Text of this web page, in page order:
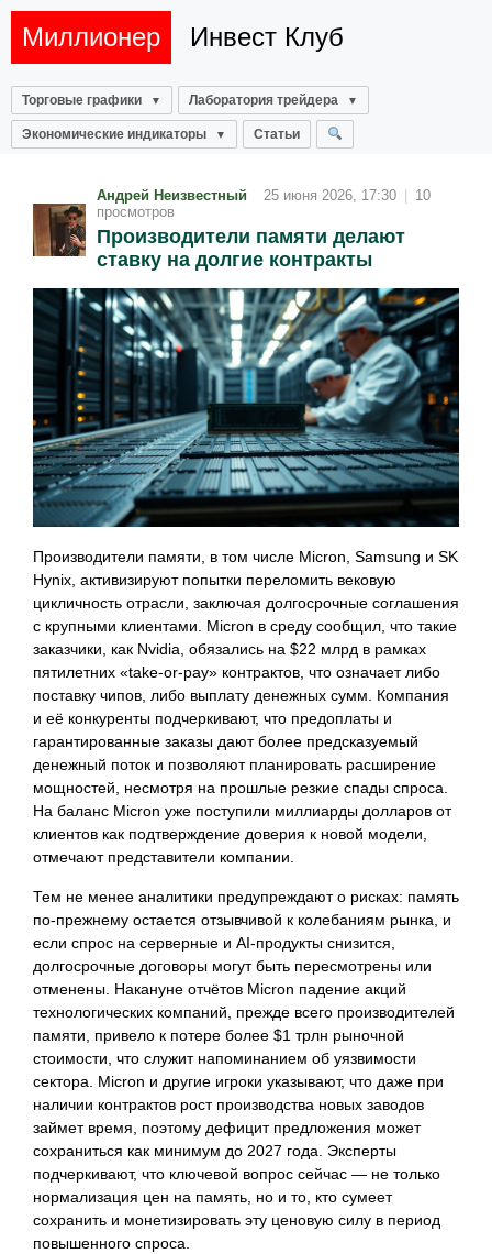
Миллионер Инвест Клуб
Торговые графики Лаборатория трейдера
Экономические индикаторы Статьи
Андрей Неизвестный 25 июня 2026, 17:30
10
просмотров
Производители памяти делают
ставку на долгие контракты
Производители памяти, в том числе Micron, Samsung и SK
Hynix, активизируют попытки переломить вековую
цикличность отрасли, заключая долгосрочные соглашения
с крупными клиентами. Micron в среду сообщил, что такие
заказчики, как Nvidia, обязались на $22 млрд в рамках
пятилетних «take-or-pay» контрактов, что означает либо
поставку чипов, либо выплату денежных сумм. Компания
и её конкуренты подчеркивают, что предоплаты и
гарантированные заказы дают более предсказуемый
денежный поток и позволяют планировать расширение
мощностей, несмотря на прошлые резкие спады спроса.
На баланс Micron уже поступили миллиарды долларов от
клиентов как подтверждение доверия к новой модели,
отмечают представители компании.
Тем не менее аналитики предупреждают о рисках: память
по-прежнему остается отзывчивой к колебаниям рынка, и
если спрос на серверные и AI-продукты снизится,
долгосрочные договоры могут быть пересмотрены или
отменены. Накануне отчётов Micron падение акций
технологических компаний, прежде всего производителей
памяти, привело к потере более $1 трлн рыночной
стоимости, что служит напоминанием об уязвимости
сектора. Micron и другие игроки указывают, что даже при
наличии контрактов рост производства новых заводов
займет время, поэтому дефицит предложения может
сохраниться как минимум до 2027 года. Эксперты
подчеркивают, что ключевой вопрос сейчас — не только
нормализация цен на память, но и то, кто сумеет
сохранить и монетизировать эту ценовую силу в период
повышенного спроса.